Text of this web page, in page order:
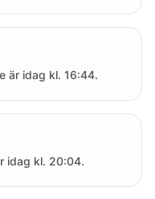
är idag kl. 16:44.
idag kl. 20:04.